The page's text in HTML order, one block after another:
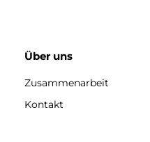
Über uns
Zusammenarbeit
Kontakt